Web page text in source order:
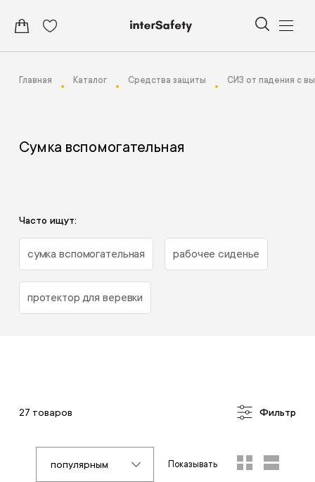
Главная Каталог Средства защиты СИЗ от падения с
Сумка вспомогательная
Часто ищут:
сумка вспомогательная рабочее сиденье
протектор для веревки
27 товаров Фильтр
популярным Показывать